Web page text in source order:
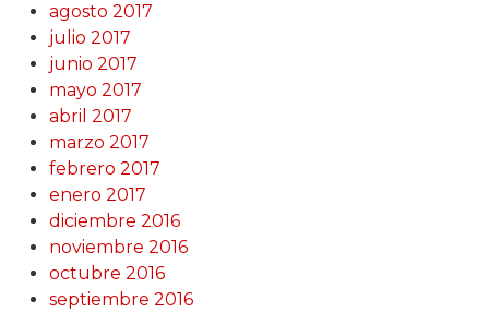
agosto 2017
julio 2017
junio 2017
mayo 2017
abril 2017
marzo 2017
febrero 2017
enero 2017
diciembre 2016
noviembre 2016
octubre 2016
septiembre 2016